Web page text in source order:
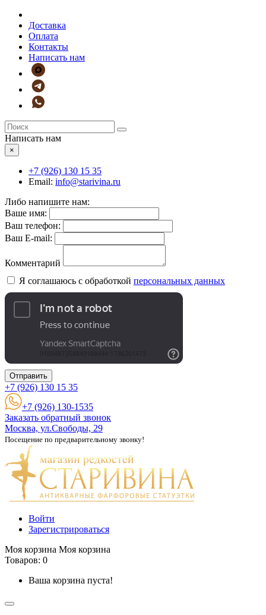
Доставка
Оплата
Контакты
Написать нам
Написать нам
×
+7 (926) 130 15 35
Email: info@starivina.ru
Либо напишите нам:
Ваше имя:
Ваш телефон:
Ваш E-mail:
Комментарий
Я соглашаюсь с обработкой персональных данных
Отправить
+7 (926) 130 15 35
+7 (926) 130-1535
Заказать обратный звонок
Москва, ул.Свободы, 29
Посещение по предварительному звонку!
Войти
Зарегистрироваться
Моя корзина Моя корзина
Товаров: 0
Ваша корзина пуста!